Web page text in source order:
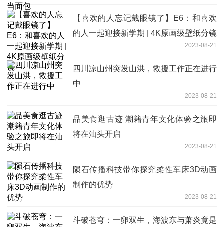
【喜欢的人忘记戴眼镜了】E6：和喜欢
的人一起迎接新学期 | 4K原画级壁纸分镜
2023-08-21
四川凉山州突发山洪，救援工作正在进行
中
2023-08-21
品美食逛古迹 潮籍青年文化体验之旅即
将在汕头开启
2023-08-21
陨石传播科技带你探究柔性车床3D动画
制作的优势
2023-08-21
斗破苍穹：一卵双生，海波东与萧炎竟是